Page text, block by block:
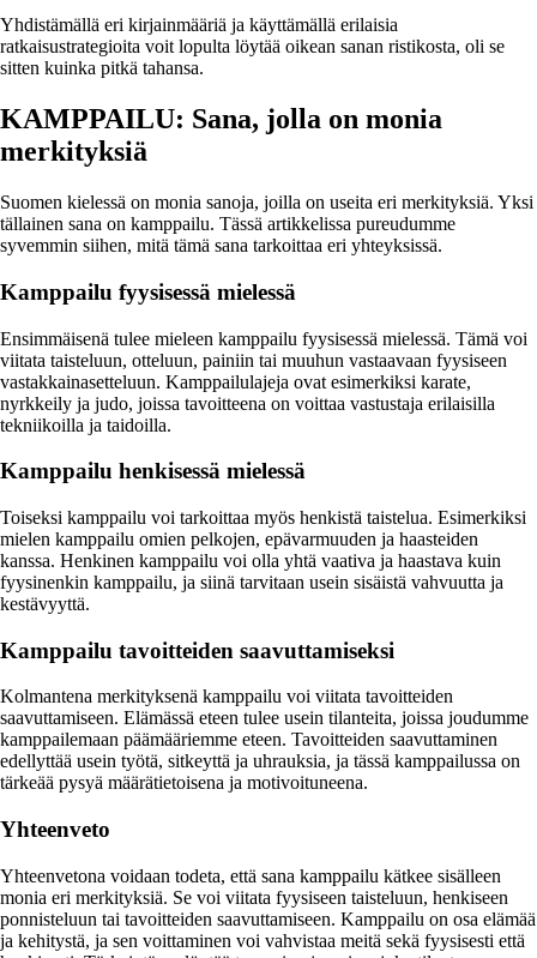
Yhdistämällä eri kirjainmääriä ja käyttämällä erilaisia
ratkaisustrategioita voit lopulta löytää oikean sanan ristikosta, oli se
sitten kuinka pitkä tahansa.
KAMPPAILU: Sana, jolla on monia
merkityksiä
Suomen kielessä on monia sanoja, joilla on useita eri merkityksiä. Yksi
tällainen sana on kamppailu. Tässä artikkelissa pureudumme
syvemmin siihen, mitä tämä sana tarkoittaa eri yhteyksissä.
Kamppailu fyysisessä mielessä
Ensimmäisenä tulee mieleen kamppailu fyysisessä mielessä. Tämä voi
viitata taisteluun, otteluun, painiin tai muuhun vastaavaan fyysiseen
vastakkainasetteluun. Kamppailulajeja ovat esimerkiksi karate,
nyrkkeily ja judo, joissa tavoitteena on voittaa vastustaja erilaisilla
tekniikoilla ja taidoilla.
Kamppailu henkisessä mielessä
Toiseksi kamppailu voi tarkoittaa myös henkistä taistelua. Esimerkiksi
mielen kamppailu omien pelkojen, epävarmuuden ja haasteiden
kanssa. Henkinen kamppailu voi olla yhtä vaativa ja haastava kuin
fyysinenkin kamppailu, ja siinä tarvitaan usein sisäistä vahvuutta ja
kestävyyttä.
Kamppailu tavoitteiden saavuttamiseksi
Kolmantena merkityksenä kamppailu voi viitata tavoitteiden
saavuttamiseen. Elämässä eteen tulee usein tilanteita, joissa joudumme
kamppailemaan päämääriemme eteen. Tavoitteiden saavuttaminen
edellyttää usein työtä, sitkeyttä ja uhrauksia, ja tässä kamppailussa on
tärkeää pysyä määrätietoisena ja motivoituneena.
Yhteenveto
Yhteenvetona voidaan todeta, että sana kamppailu kätkee sisälleen
monia eri merkityksiä. Se voi viitata fyysiseen taisteluun, henkiseen
ponnisteluun tai tavoitteiden saavuttamiseen. Kamppailu on osa elämää
ja kehitystä, ja sen voittaminen voi vahvistaa meitä sekä fyysisesti että